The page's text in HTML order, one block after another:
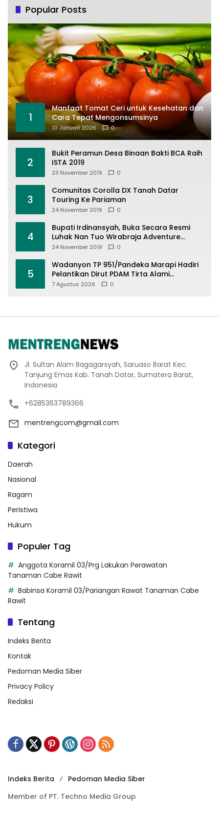
Popular Posts
1
Manfaat Tomat Ceri untuk Kesehatan dan
Cara Tepat Mengonsumsinya
10 Januari 2026 0
2
Bukit Peramun Desa Binaan Bakti BCA Raih
ISTA 2019
23 November 2019 0
3
Comunitas Corolla DX Tanah Datar
Touring Ke Pariaman
24 November 2019 0
4
Bupati Irdinansyah, Buka Secara Resmi
Luhak Nan Tuo Wirabraja Adventure
Offroad 2019
24 November 2019 0
5
Wadanyon TP 951/Pandeka Marapi Hadiri
Pelantikan Dirut PDAM Tirta Alami
Batusangkar, Dukung Sinergi BUMD dan
7 Agustus 2026 0
Jl. Sultan Alam Bagagarsyah, Saruaso Barat Kec.
Tanjung Emas Kab. Tanah Datar, Sumatera Barat,
Indonesia
+6285363789366
mentrengcom@gmail.com
Kategori
Daerah
Nasional
Ragam
Peristiwa
Hukum
Populer Tag
Anggota Koramil 03/Prg Lakukan Perawatan
Tanaman Cabe Rawit
Babinsa Koramil 03/Pariangan Rawat Tanaman Cabe
Rawit
Tentang
Indeks Berita
Kontak
Pedoman Media Siber
Privacy Policy
Redaksi
Indeks Berita
Pedoman Media Siber
Member of PT. Techno Media Group